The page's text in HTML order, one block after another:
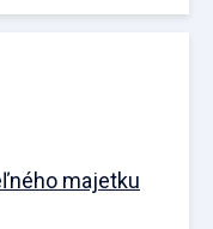
majetku